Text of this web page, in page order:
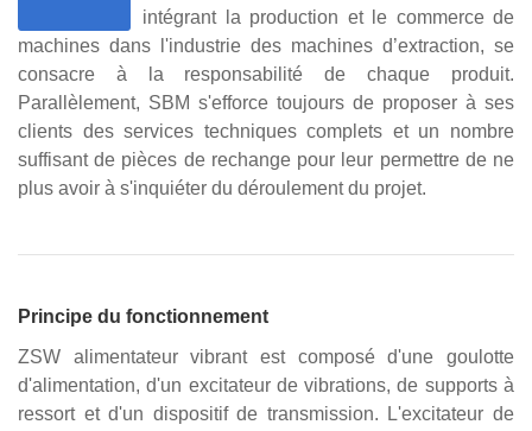
intégrant la production et le commerce de
machines dans l'industrie des machines d’extraction, se
consacre à la responsabilité de chaque produit.
Parallèlement, SBM s'efforce toujours de proposer à ses
clients des services techniques complets et un nombre
suffisant de pièces de rechange pour leur permettre de ne
plus avoir à s'inquiéter du déroulement du projet.
Principe du fonctionnement
ZSW alimentateur vibrant est composé d'une goulotte
d'alimentation, d'un excitateur de vibrations, de supports à
ressort et d'un dispositif de transmission. L'excitateur de